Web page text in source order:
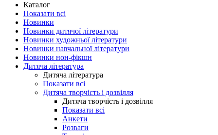
Каталог
Показати всі
Новинки
Новинки дитячої літератури
Новинки художньої літератури
Новинки навчальної літератури
Новинки нон-фікшн
Дитяча література
Дитяча література
Показати всі
Дитяча творчість і дозвілля
Дитяча творчість і дозвілля
Показати всі
Анкети
Розваги